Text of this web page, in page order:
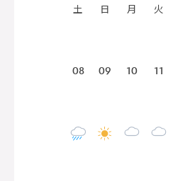
土
08
日
09
月
10
火
11